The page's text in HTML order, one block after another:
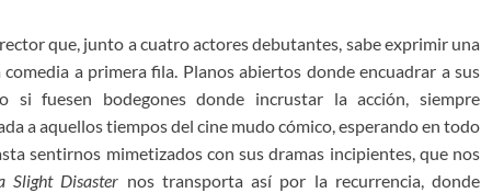
que, junto a cuatro actores debutantes, sabe exprimir una
a primera fila. Planos abiertos donde encuadrar a sus
si fuesen bodegones donde incrustar la acción, siempre
a aquellos tiempos del cine mudo cómico, esperando en todo
sentirnos mimetizados con sus dramas incipientes, que nos
Slight Disaster nos transporta así por la recurrencia, donde